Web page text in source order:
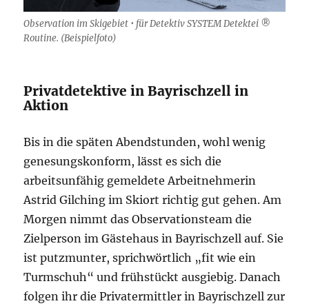
Observation im Skigebiet • für Detektiv SYSTEM Detektei ®
Routine. (Beispielfoto)
Privatdetektive in Bayrischzell in
Aktion
Bis in die späten Abendstunden, wohl wenig
genesungskonform, lässt es sich die
arbeitsunfähig gemeldete Arbeitnehmerin
Astrid Gilching im Skiort richtig gut gehen. Am
Morgen nimmt das Observationsteam die
Zielperson im Gästehaus in Bayrischzell auf. Sie
ist putzmunter, sprichwörtlich „fit wie ein
Turmschuh“ und frühstückt ausgiebig. Danach
folgen ihr die Privatermittler in Bayrischzell zur